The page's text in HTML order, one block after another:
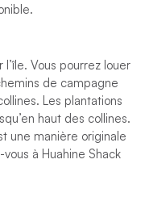
Vous pourrez louer
de campagne
Les plantations
haut des collines.
une manière originale
à Huahine Shack